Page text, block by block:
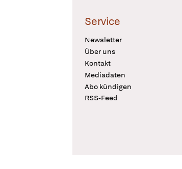
Service
Newsletter
Über uns
Kontakt
Mediadaten
Abo kündigen
RSS-Feed